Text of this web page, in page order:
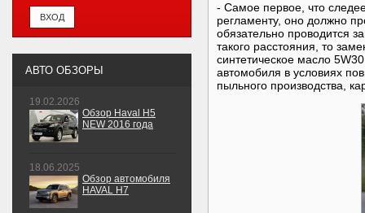
- Самое первое, что
регламенту, оно должно
обязательно проводится
такого расстояния, то
синтетическое масло
автомобиля в условиях
пыльного производства,
АВТО ОБЗОРЫ
19.02.2026
Обзор Haval H5
NEW 2016 года
18.06.2025
Обзор автомобиля
HAVAL H7